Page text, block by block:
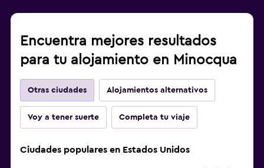
Encuentra mejores resultados
para tu alojamiento en Minocqua
Otras ciudades Alojamientos alternativos
Voy a tener suerte Completa tu viaje
Ciudades populares en Estados Unidos